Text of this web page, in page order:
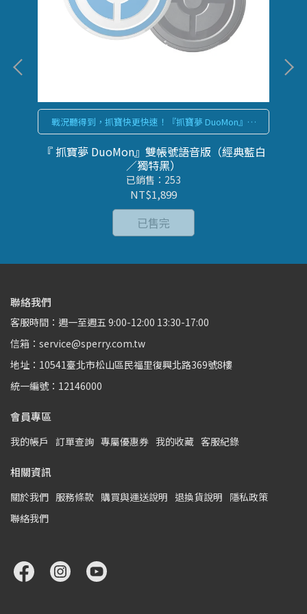
戰況聽得到，抓寶快更快速！『抓寶夢 DuoMon』語
音版，解放雙手極速農資源
『 抓寶夢 DuoMon』雙帳號語音版（經典藍白
／獨特黑）
已銷售：253
NT$1,899
已售完
聯絡我們
客服時間：週一至週五 9:00-12:00 13:30-17:00
信箱：service@sperry.com.tw
地址：10541臺北市松山區民福里復興北路369號8樓
統一編號：12146000
會員專區
我的帳戶 訂單查詢 專屬優惠券 我的收藏 客服紀錄
相關資訊
關於我們 服務條款 購買與運送說明 退換貨說明 隱私政策
聯絡我們